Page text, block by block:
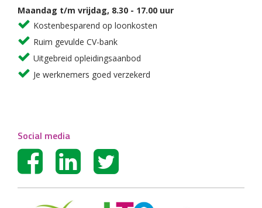
Maandag t/m vrijdag, 8.30 - 17.00 uur
Kostenbesparend op loonkosten
Ruim gevulde CV-bank
Uitgebreid opleidingsaanbod
Je werknemers goed verzekerd
Social media